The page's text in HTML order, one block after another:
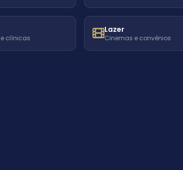
clínicas
Lazer
Cinemas e convênios